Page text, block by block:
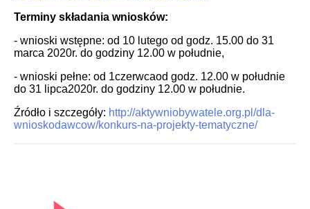
Terminy składania wniosków:
- wnioski wstępne: od 10 lutego od godz. 15.00 do 31
marca 2020r. do godziny 12.00 w południe,
- wnioski pełne: od 1czerwcaod godz. 12.00 w południe
do 31 lipca2020r. do godziny 12.00 w południe.
Źródło i szczegóły: http://aktywniobywatele.org.pl/dla-
wnioskodawcow/konkurs-na-projekty-tematyczne/